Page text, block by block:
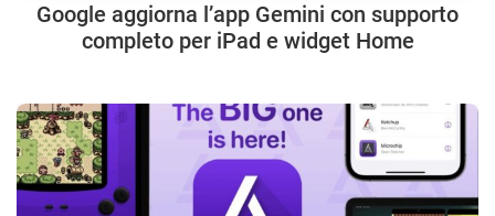
Google aggiorna l’app Gemini con supporto
completo per iPad e widget Home